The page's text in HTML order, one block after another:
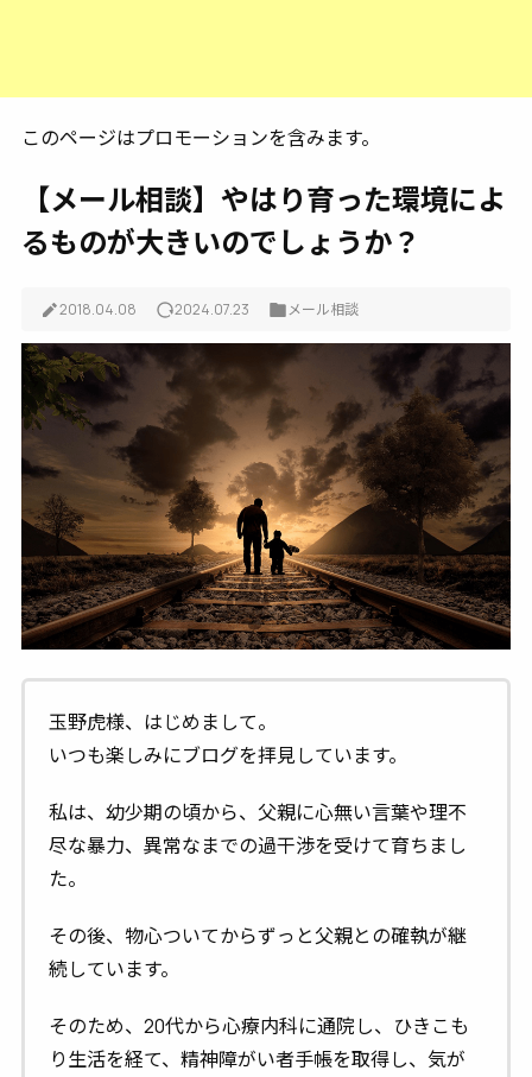
このページはプロモーションを含みます。
【メール相談】やはり育った環境によ
るものが大きいのでしょうか？
2018.04.08 2024.07.23 メール相談
玉野虎様、はじめまして。
いつも楽しみにブログを拝見しています。
私は、幼少期の頃から、父親に心無い言葉や理不
尽な暴力、異常なまでの過干渉を受けて育ちまし
た。
その後、物心ついてからずっと父親との確執が継
続しています。
そのため、20代から心療内科に通院し、ひきこも
り生活を経て、精神障がい者手帳を取得し、気が